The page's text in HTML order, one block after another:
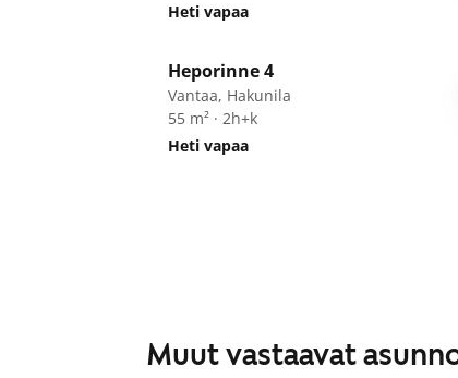
Heti vapaa
Heporinne 4
Vantaa, Hakunila
55 m² · 2h+k
Heti vapaa
Muut vastaavat